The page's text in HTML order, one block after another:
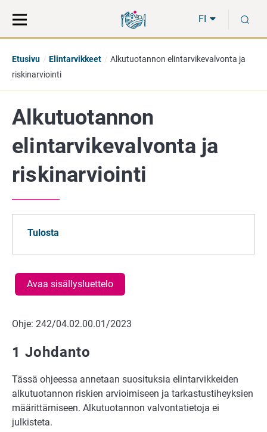
suoraan
sisältöön
koko
sivuston
FI
Etusivu Elintarvikkeet
Alkutuotannon elintarvikevalvonta ja
riskinarviointi
Alkutuotannon
elintarvikevalvonta ja
riskinarviointi
Tulosta
Avaa sisällysluettelo
Ohje: 242/04.02.00.01/2023
1 Johdanto
Tässä ohjeessa annetaan suosituksia elintarvikkeiden
alkutuotannon riskien arvioimiseen ja tarkastustiheyksien
määrittämiseen. Alkutuotannon valvontatietoja ei
julkisteta.